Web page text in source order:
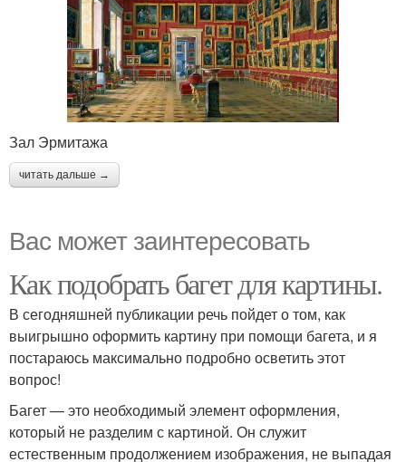
Зал Эрмитажа
читать дальше →
Вас может заинтересовать
Как подобрать багет для картины.
В сегодняшней публикации речь пойдет о том, как
выигрышно оформить картину при помощи багета, и я
постараюсь максимально подробно осветить этот
вопрос!
Багет — это необходимый элемент оформления,
который не разделим с картиной. Он служит
естественным продолжением изображения, не выпадая